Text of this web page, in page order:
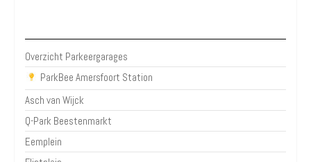
Overzicht Parkeergarages
ParkBee Amersfoort Station
Asch van Wijck
Q-Park Beestenmarkt
Eemplein